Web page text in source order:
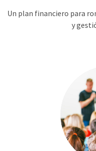
Un plan financiero para
y